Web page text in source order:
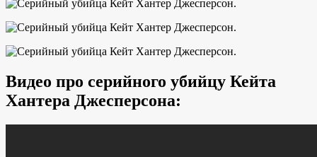
Видео про серийного убийцу Кейта
Хантера Джесперсона: